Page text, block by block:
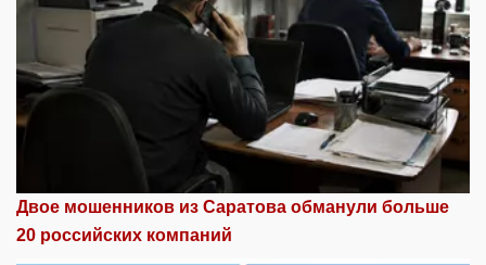
Двое мошенников из Саратова обманули больше
20 российских компаний